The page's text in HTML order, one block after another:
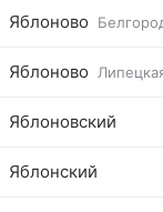
Яблоново
Яблоново
Яблоновский
Яблонский